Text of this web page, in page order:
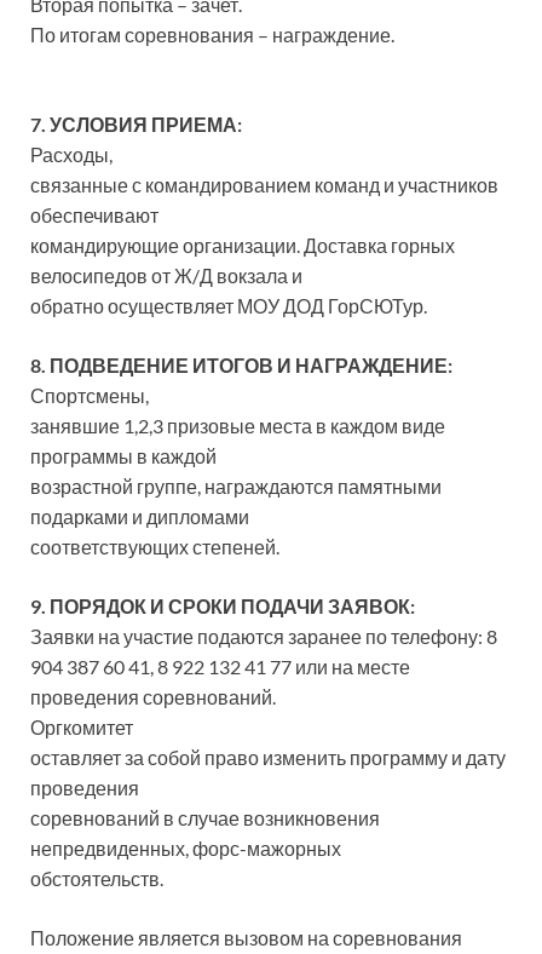
По итогам соревнования – награждение.
7. УСЛОВИЯ ПРИЕМА:
Расходы,
связанные с командированием команд и участников
обеспечивают
командирующие организации. Доставка горных
велосипедов от Ж/Д вокзала и
обратно осуществляет МОУ ДОД ГорСЮТур.
8. ПОДВЕДЕНИЕ ИТОГОВ И НАГРАЖДЕНИЕ:
Спортсмены,
занявшие 1,2,3 призовые места в каждом виде
программы в каждой
возрастной группе, награждаются памятными
подарками и дипломами
соответствующих степеней.
9. ПОРЯДОК И СРОКИ ПОДАЧИ ЗАЯВОК:
Заявки на участие подаются заранее по телефону: 8
904 387 60 41, 8 922 132 41 77 или на месте
проведения соревнований.
Оргкомитет
оставляет за собой право изменить программу и дату
проведения
соревнований в случае возникновения
непредвиденных, форс-мажорных
обстоятельств.
Положение является вызовом на соревнования